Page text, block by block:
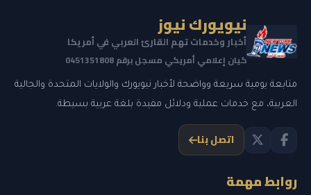
نيويورك نيوز
أخبار وخدمات تهم القارئ العربي في أمريكا
كيان إعلامي أمريكي مسجل برقم 0451351808
متابعة يومية سريعة وواضحة لأخبار نيويورك والولايات المتحدة والجالية
العربية، مع خدمات عملية ودلائل مفيدة بلغة عربية بسيطة.
اتصل بنا
روابط مهمة